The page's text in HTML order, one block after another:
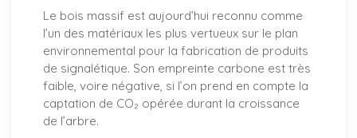
Le bois massif est aujourd’hui reconnu comme
l’un des matériaux les plus vertueux sur le plan
environnemental pour la fabrication de produits
de signalétique. Son empreinte carbone est très
faible, voire négative, si l’on prend en compte la
captation de CO₂ opérée durant la croissance
de l’arbre.